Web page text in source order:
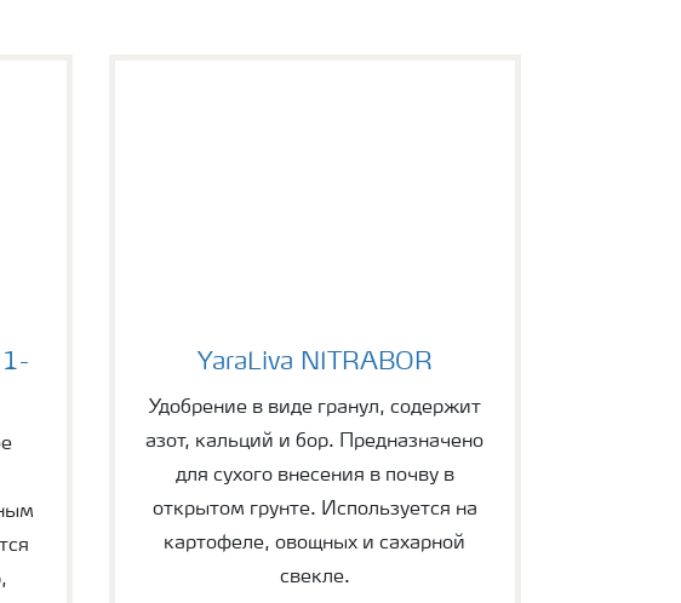
YaraLiva NITRABOR
Удобрение в виде гранул, содержит
азот, кальций и бор. Предназначено
для сухого внесения в почву в
открытом грунте. Используется на
картофеле, овощных и сахарной
свекле.